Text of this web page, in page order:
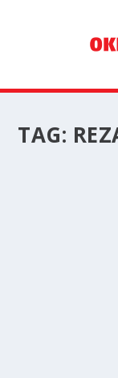
TAG: